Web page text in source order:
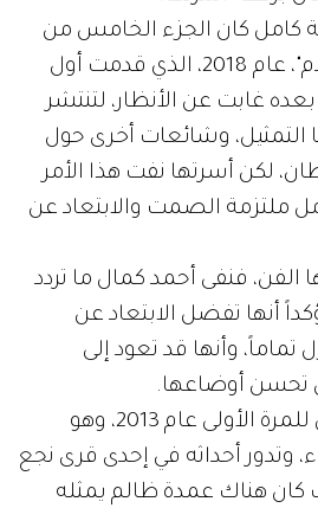
كامل كان الجزء الخامس من
مسلسل "سلسال الدم"، عام 2018، الذي قدمت أول
2013، ومن بعده غابت عن الأنظار، لتنتشر
التمثيل، وشائعات أخرى حول
لكن أسرتها نفت هذا الأمر
ملتزمة الصمت والابتعاد عن
الفن، فنفى أحمد كمال ما تردد
أنها تفضل الابتعاد عن
تماماً، وأنها قد تعود إلى
تحسن أوضاعها.
و"سلسال الدم" عُرض للمرة الأولى عام 2013، وهو
وتدور أحداثه في إحدى قرى نجع
1980؛ حيث كان هناك عمدة ظالم يمثله